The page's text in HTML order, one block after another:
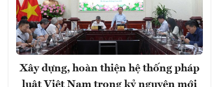
Xây dựng, hoàn thiện hệ thống pháp
luật Việt Nam trong kỷ nguyên mới